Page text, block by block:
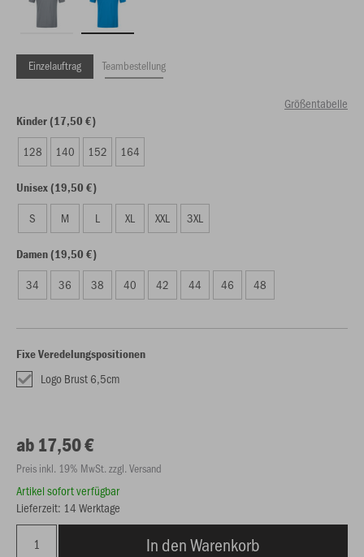
Einzelauftrag Teambestellung
Größentabelle
Kinder (17,50 €)
128 140 152 164
Unisex (19,50 €)
S M L XL XXL 3XL
Damen (19,50 €)
34 36 38 40 42 44 46 48
Fixe Veredelungspositionen
Logo Brust 6,5cm
ab 17,50 €
Preis inkl. 19% MwSt. zzgl. Versand
Artikel sofort verfügbar
Lieferzeit: 14 Werktage
In den Warenkorb